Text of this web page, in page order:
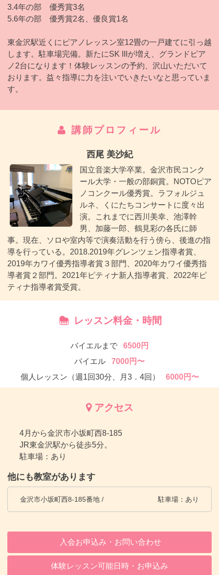
3.4年の部 優秀賞3名
5.6年の部 優秀賞2名、優良賞1名
東金沢駅近くにピアノレッスン室12畳の一戸建てに引っ越
します。駐車場完備。新たにSK IIIが増え、グランドピア
ノ2台になります！体験レッスンの予約、沢山いただいて
おります。益々指導に力を注いでいきたいなと思っていま
す。
講師プロフィール
西尾 美沙紀
国立音楽大学卒業。金沢市民コンク
ール大学・一般の部銅賞。NOTOピア
ノコンクール優秀賞。ラフォルジュ
ルネ、くにたちコンサートに度々出
演。これまでに西川美幸、池澤幹
男、加藤一郎、鶴見彩の各氏に師
事。現在、ソロや室内等で演奏活動を行う傍ら、後進の指
導を行っている。2018.2019年グレンツェン指導者賞、
2019年カワイ優秀指導者賞３部門、2020年カワイ優秀指
導者賞２部門。2021年ピティナ新人指導者賞、2022年ピ
ティナ指導者賞受賞。
レッスン料金・時間
バイエルまで 6500円
バイエル 7000円〜
個人レッスン（週1回30分、月3．4回） 6000円〜
アクセス
4月から金沢市小坂町西8-185
JR東金沢駅から徒歩5分。
駐車場：あり
他にも教室があります
駐車場：あり
金沢市小坂町西8-185番地 /
入会お申込み・お問い合わせ
体験レッスン可能日時・お申込み